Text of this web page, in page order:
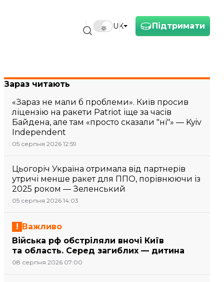
Підтримати
UK
Зараз читають
«Зараз не мали б проблеми». Київ просив
ліцензію на ракети Patriot іще за часів
Байдена, але там «просто сказали "ні"» — Kyiv
Independent
05 серпня 2026 12:59
Цьогоріч Україна отримала від партнерів
утричі менше ракет для ППО, порівнюючи із
2025 роком — Зеленський
05 серпня 2026 14:03
Важливо
Війська рф обстріляли вночі Київ
та область. Серед загиблих — дитина
08 серпня 2026 07:00